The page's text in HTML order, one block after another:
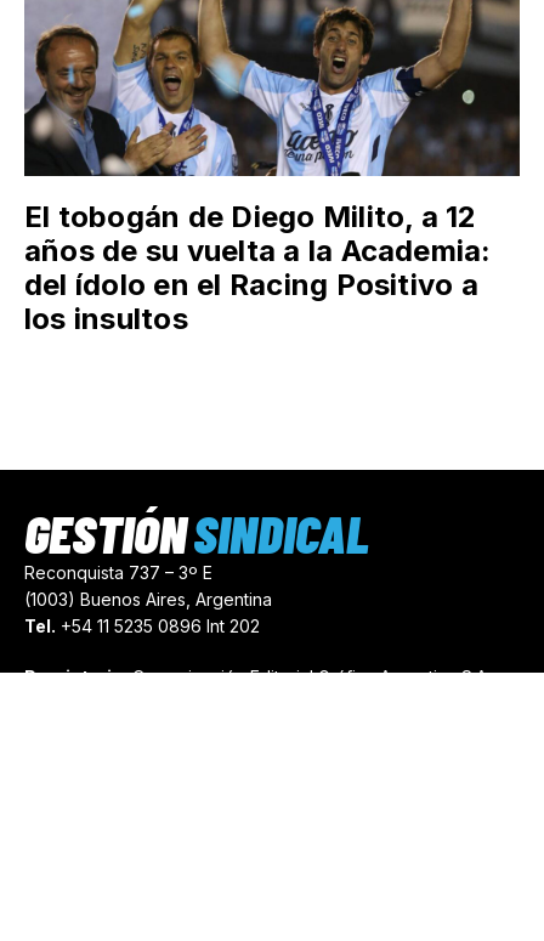
El tobogán de Diego Milito, a 12
años de su vuelta a la Academia:
del ídolo en el Racing Positivo a
los insultos
Reconquista 737 – 3º E
(1003) Buenos Aires, Argentina
Tel. +54 11 5235 0896 Int 202
Propietario:Comunicación Editorial Gráfica Argentina S.A.
GESTIÓNSINDICAL